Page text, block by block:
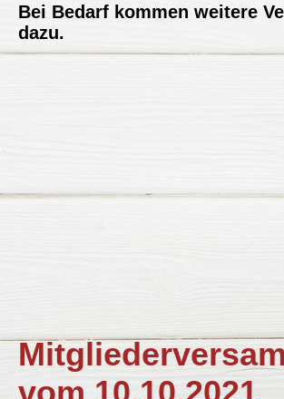
Bei Bedarf kommen weitere
dazu.